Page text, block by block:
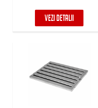
VEZI DETALII